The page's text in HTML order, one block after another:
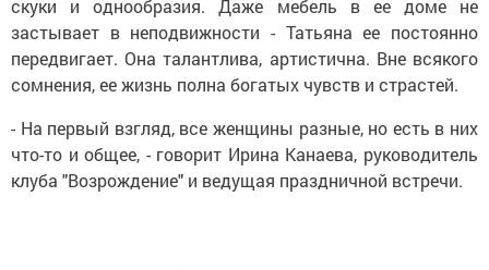
скуки и однообразия. Даже мебель в ее доме не
застывает в неподвижности - Татьяна ее постоянно
передвигает. Она талантлива, артистична. Вне всякого
сомнения, ее жизнь полна богатых чувств и страстей.
- На первый взгляд, все женщины разные, но есть в них
что-то и общее, - говорит Ирина Канаева, руководитель
клуба "Возрождение" и ведущая праздничной встречи.